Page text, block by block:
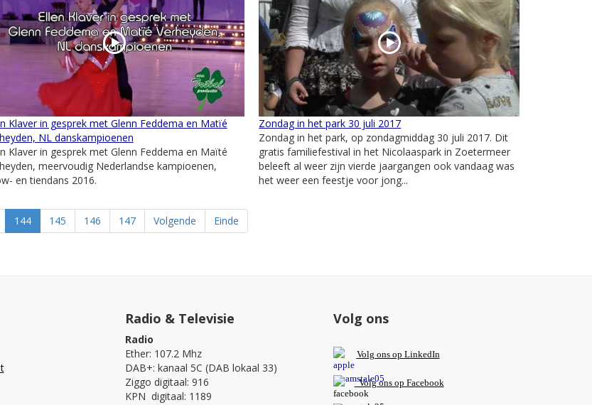
Klaver in gesprek met Glenn Feddema en Matïé
NL danskampioenen
Klaver in gesprek met Glenn Feddema en Maïté
meervoudig Nederlandse kampioenen,
en tiendans 2016.
Zondag in het park 30 juli 2017
Zondag in het park, op zondagmiddag 30 juli 2017. Dit
gratis familiefestival in het Nicolaaspark in Zoetermeer
beleeft al weer zijn vierde jaargangen ook vandaag was
het weer een feestje voor jong...
144 145 146 147 Volgende Einde
Radio & Televisie
Radio
Ether: 107.2 Mhz
DAB+: kanaal 5C (DAB lokaal 33)
Ziggo digitaal: 916
KPN digitaal: 1189
Volg ons
Volg ons op LinkedIn
Volg ons op Facebook